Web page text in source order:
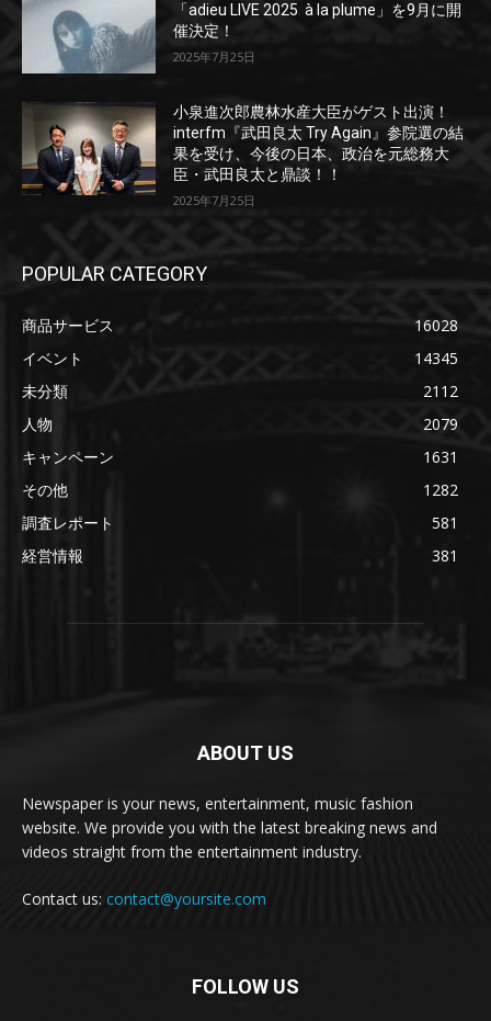
「adieu LIVE 2025 à la plume」を9月に開
催決定！
2025年7月25日
小泉進次郎農林水産大臣がゲスト出演！
interfm『武田良太 Try Again』参院選の結
果を受け、今後の日本、政治を元総務大
臣・武田良太と鼎談！！
2025年7月25日
POPULAR CATEGORY
商品サービス
16028
イベント
14345
未分類
2112
人物
2079
キャンペーン
1631
その他
1282
調査レポート
581
経営情報
381
ABOUT US
Newspaper is your news, entertainment, music fashion
website. We provide you with the latest breaking news and
videos straight from the entertainment industry.
Contact us: contact@yoursite.com
FOLLOW US